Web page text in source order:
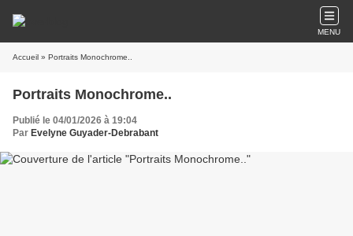
MENU
Accueil » Portraits Monochrome..
Portraits Monochrome..
Publié le 04/01/2026 à 19:04
Par Evelyne Guyader-Debrabant